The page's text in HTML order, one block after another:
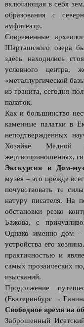
включающая в себя
образования с
амфитеатр.
Современные
Шарташского озера
здесь находились
условного центра,
«металлургической
из гранита, сегодня
палаток.
Как и большинство
каменные палатки в
неподтвержденных
Хозяйке Медной
жертвоприношениях,
Экскурсия в Дом-
музея – это прежде
почувствовать те
натуру писателя. На
обстановки резко
Бажова, с
Однако именно дом –
устройства его
практичностью и
самых прозаических
изысканий.
Продолжение
(Екатеринбург →
Свободное время на
Заброшенный